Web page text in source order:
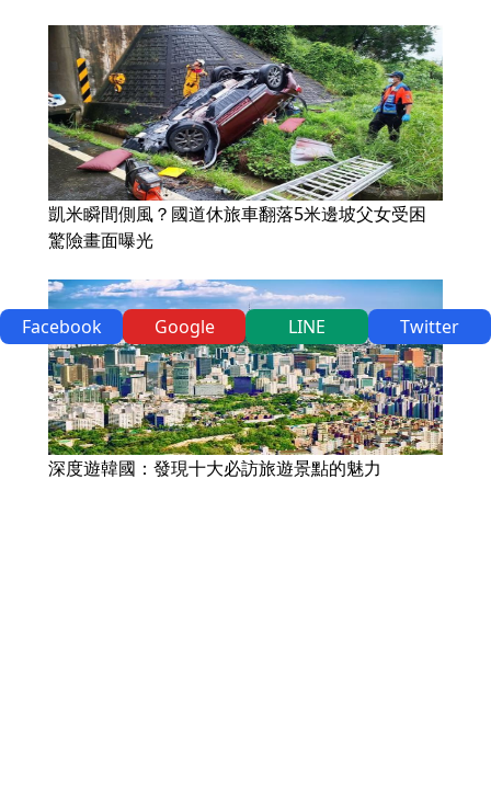
凱米瞬間側風？國道休旅車翻落5米邊坡父女受困
驚險畫面曝光
深度遊韓國：發現十大必訪旅遊景點的魅力
Facebook Google LINE Twitter